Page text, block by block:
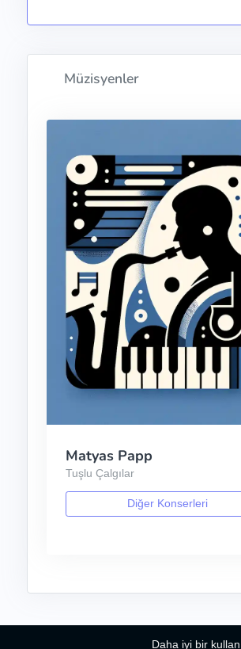
Müzisyenler
Matyas Papp
Tuşlu Çalgılar
Diğer Konserleri
Daha iyi bir